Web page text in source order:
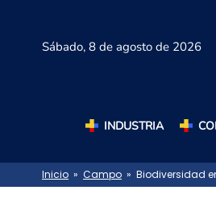
Sábado, 8 de agosto de 2026
INDUSTRIA
Inicio » Campo » Biodiversidad